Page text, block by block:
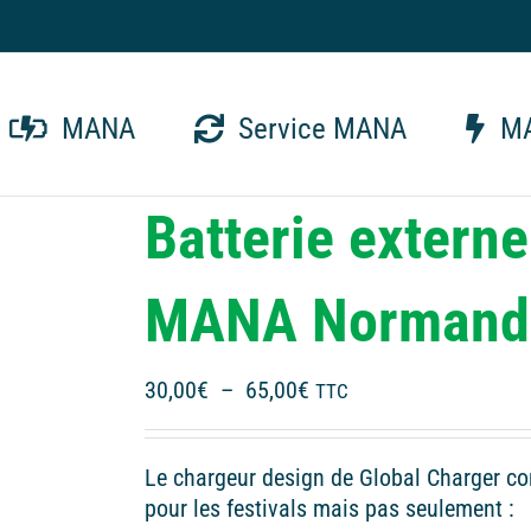
MANA Service MANA
Batterie externe
MANA
30,00€ – 65,00€ Plage
30,00€
à
TTC
Le chargeur design de Global Charger
pour les festivals mais pas seulement :